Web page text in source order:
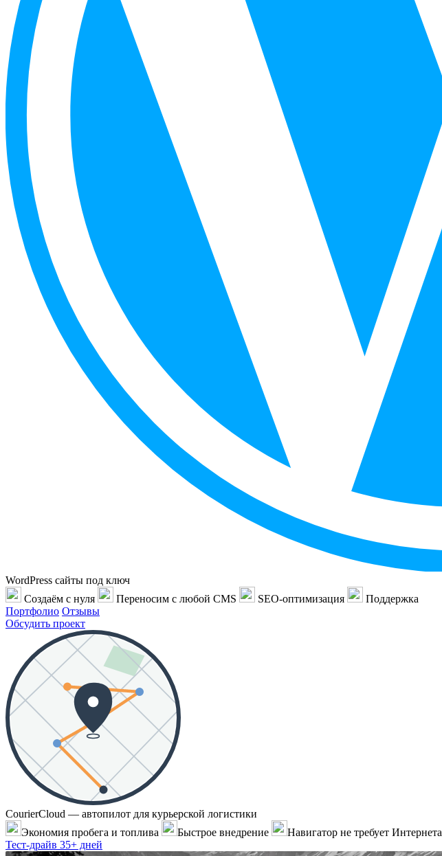
WordPress сайты под ключ
Создаём с нуля
Переносим с любой CMS SEO-оптимизация
Поддержка
Портфолио Отзывы
Обсудить проект
CourierCloud — автопилот для курьерской логистики
Экономия пробега и топлива
Быстрое внедрение Навигатор не требует Интернета
Тест-драйв 35+ дней